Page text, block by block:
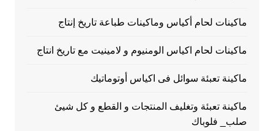
ماكينات لحام أكياس وماكينات طباعة تاريخ إنتاج
ماكينات لحام اكياس الومنيوم و لامينيت مع تاريخ انتاج
ماكينة تعبئة سوائل فى اكياس أوتوماتيك
ماكينة تعبئة وتغليف المنتجات و القطع و كل شيئ
صلب_ فلوباك